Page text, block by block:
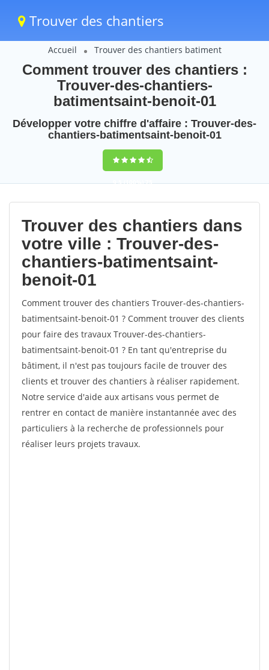
Trouver des chantiers
Accueil Trouver des chantiers batiment
Comment trouver des chantiers :
Trouver-des-chantiers-
batimentsaint-benoit-01
Développer votre chiffre d'affaire : Trouver-des-
chantiers-batimentsaint-benoit-01
9,5(100%)75
votes
Trouver des chantiers dans
votre ville : Trouver-des-
chantiers-batimentsaint-
benoit-01
Comment trouver des chantiers Trouver-des-chantiers-
batimentsaint-benoit-01 ? Comment trouver des clients
pour faire des travaux Trouver-des-chantiers-
batimentsaint-benoit-01 ? En tant qu'entreprise du
bâtiment, il n'est pas toujours facile de trouver des
clients et trouver des chantiers à réaliser rapidement.
Notre service d'aide aux artisans vous permet de
rentrer en contact de manière instantannée avec des
particuliers à la recherche de professionnels pour
réaliser leurs projets travaux.